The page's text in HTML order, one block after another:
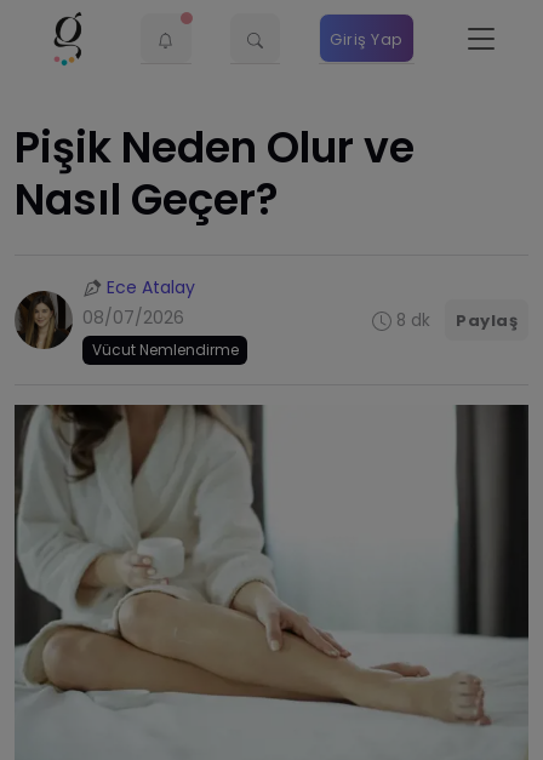
Giriş Yap
Pişik Neden Olur ve
Nasıl Geçer?
Ece Atalay
08/07/2026
Vücut Nemlendirme
8 dk Paylaş